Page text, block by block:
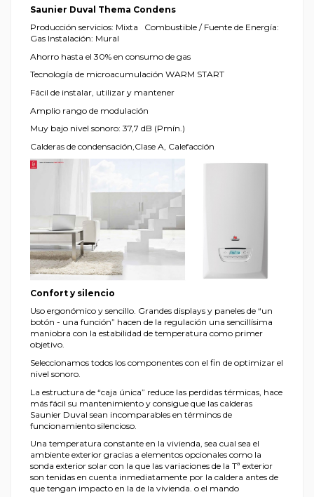
Saunier Duval Thema Condens
Producción servicios: Mixta
Combustible / Fuente de Energía:
Gas Instalación: Mural
Ahorro hasta el 30% en consumo de gas
Tecnología de microacumulación WARM START
Fácil de instalar, utilizar y mantener
Amplio rango de modulación
Muy bajo nivel sonoro: 37,7 dB (Pmín.)
Calderas de condensación,Clase A, Calefacción
Confort y silencio
Uso ergonómico y sencillo. Grandes displays y paneles de “un
botón - una función” hacen de la regulación una sencillísima
maniobra con la estabilidad de temperatura como primer
objetivo.
Seleccionamos todos los componentes con el fin de optimizar el
nivel sonoro.
La estructura de “caja única” reduce las perdidas térmicas, hace
más fácil su mantenimiento y consigue que las calderas
Saunier Duval sean incomparables en términos de
funcionamiento silencioso.
Una temperatura constante en la vivienda, sea cual sea el
ambiente exterior gracias a elementos opcionales como la
sonda exterior solar con la que las variaciones de la Tª exterior
son tenidas en cuenta inmediatamente por la caldera antes de
que tengan impacto en la de la vivienda. o el mando